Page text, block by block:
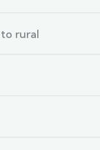
rural